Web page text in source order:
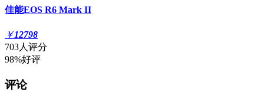
佳能EOS R6 Mark II
￥12798
703人评分
98%好评
评论